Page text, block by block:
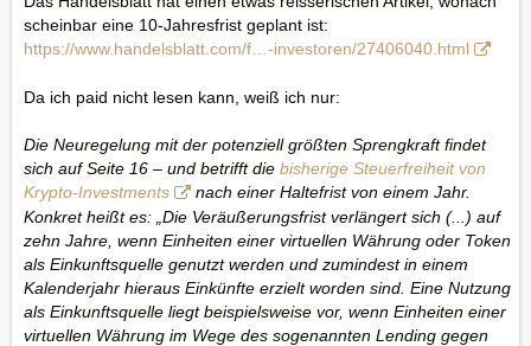
scheinbar eine 10-Jahresfrist geplant ist:
https://www.handelsblatt.com/f…-investoren/27406040.html
Da ich paid nicht lesen kann, weiß ich nur:
Die Neuregelung mit der potenziell größten Sprengkraft findet
sich auf Seite 16 – und betrifft die bisherige Steuerfreiheit von
Krypto-Investments
nach einer Haltefrist von einem Jahr.
Konkret heißt es: „Die Veräußerungsfrist verlängert sich (...) auf
zehn Jahre, wenn Einheiten einer virtuellen Währung oder Token
als Einkunftsquelle genutzt werden und zumindest in einem
Kalenderjahr hieraus Einkünfte erzielt worden sind. Eine Nutzung
als Einkunftsquelle liegt beispielsweise vor, wenn Einheiten einer
virtuellen Währung im Wege des sogenannten Lending gegen